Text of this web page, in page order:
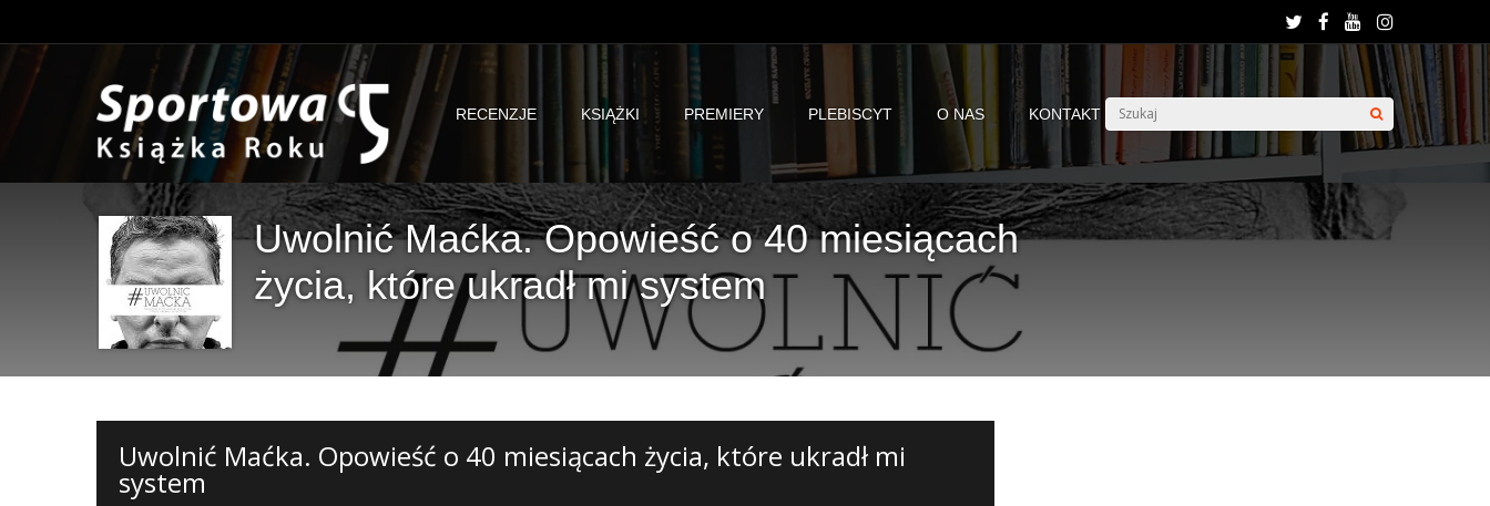
RECENZJE KSIĄŻKI PREMIERY PLEBISCYT O NAS KONTAKT
Uwolnić Maćka. Opowieść o 40 miesiącach
życia, które ukradł mi system
Uwolnić Maćka. Opowieść o 40 miesiącach życia, które ukradł mi
system